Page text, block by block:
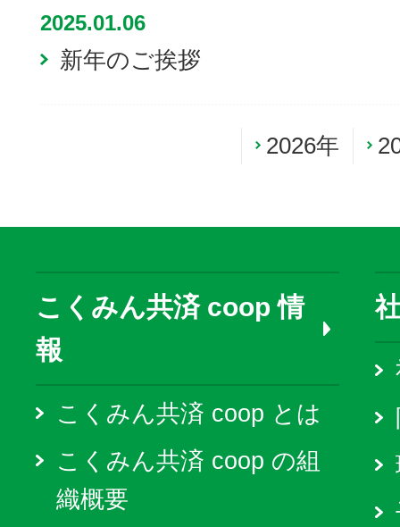
2025.01.06
新年のご挨拶
2026年
こくみん共済 coop 情
報
こくみん共済 coop とは
こくみん共済 coop の組
織概要